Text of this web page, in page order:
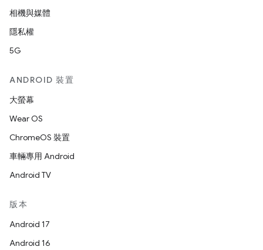
相機與媒體
隱私權
5G
ANDROID 裝置
大螢幕
Wear OS
ChromeOS 裝置
車輛專用 Android
Android TV
版本
Android 17
Android 16